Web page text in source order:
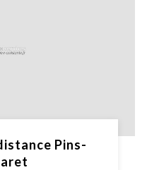
Pins-